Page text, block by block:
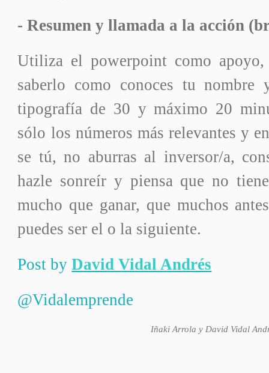
- Resumen y llamada a la acción
Utiliza el powerpoint como
saberlo como conoces tu nombre
tipografía de 30 y máximo 20
sólo los números más relevantes y
se tú, no aburras al inversor/a,
hazle sonreír y piensa que no
mucho que ganar, que muchos
puedes ser el o la siguiente.
Post byDavid Vidal Andrés
@Vidalemprende
Iñaki Arrola y David Vidal